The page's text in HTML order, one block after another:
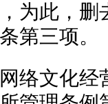
为此，删
第三项。
文化经